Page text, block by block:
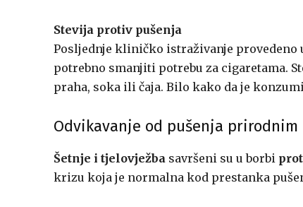
Stevija protiv pušenja
Posljednje kliničko istraživanje provedeno
potrebno smanjiti potrebu za cigaretama.
praha, soka ili čaja. Bilo kako da je
Odvikavanje od pušenja prirodnim
Šetnje i tjelovježba savršeni su u borbi
krizu koja je normalna kod prestanka